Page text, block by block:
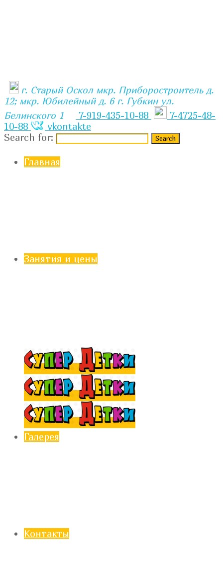
г. Старый Оскол мкр. Приборостроитель д.
12; мкр. Юбилейный д. 6 г. Губкин ул.
Белинского 1
7-919-435-10-88
7-4725-48-
10-88
vkontakte
Search for:
Главная
Занятия и цены
Галерея
Контакты